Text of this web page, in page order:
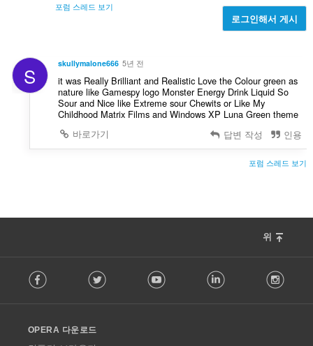
포럼 스레드 보기
로그인해서 게시
S skullymalone666 5년 전
it was Really Brilliant and Realistic Love the Colour green as
nature like Gamespy logo Monster Energy Drink Liquid So
Sour and Nice like Extreme sour Chewits or Like My
Childhood Matrix Films and Windows XP Luna Green theme
바로가기
답변 작성 인용
포럼 스레드 보기
위
o
w
Facebook Twitter Youtube LinkedIn
OPERA 다운로드